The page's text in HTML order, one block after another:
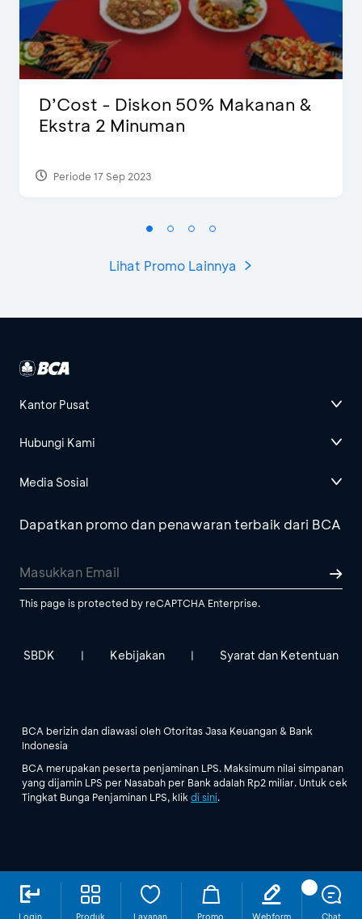
D’Cost - Diskon 50% Makanan &
Ekstra 2 Minuman
Periode 17 Sep 2023
Lihat Promo Lainnya
Kantor Pusat
Hubungi Kami
Media Sosial
Dapatkan promo dan penawaran terbaik dari BCA
This page is protected by reCAPTCHA Enterprise.
SBDK | Kebijakan | Syarat dan Ketentuan
BCA berizin dan diawasi oleh Otoritas Jasa Keuangan & Bank
Indonesia
BCA merupakan peserta penjaminan LPS. Maksimum nilai simpanan
yang dijamin LPS per Nasabah per Bank adalah Rp2 miliar. Untuk cek
Tingkat Bunga Penjaminan LPS, klik di sini.